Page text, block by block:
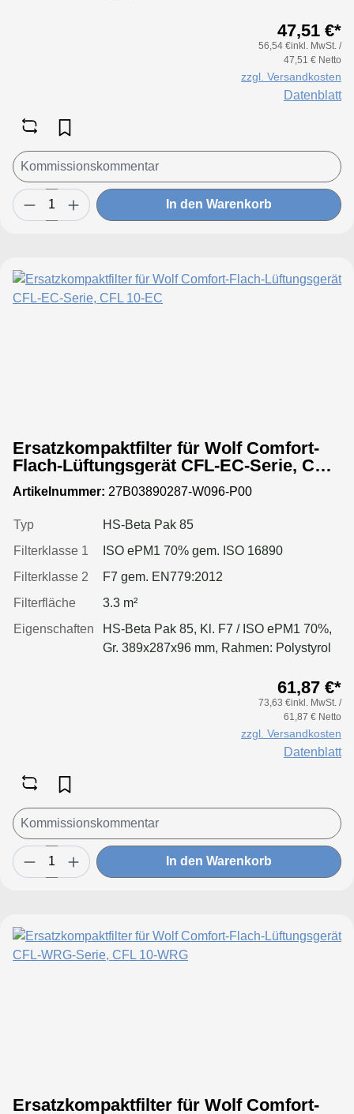
47,51 €*
56,54 €inkl. MwSt. /
47,51 € Netto
zzgl. Versandkosten
Datenblatt
In den Warenkorb
Ersatzkompaktfilter für Wolf Comfort-
Flach-Lüftungsgerät CFL-EC-Serie, CFL
10-EC
Artikelnummer: 27B03890287-W096-P00
Typ
HS-Beta Pak 85
Filterklasse 1
ISO ePM1 70% gem. ISO 16890
Filterklasse 2
F7 gem. EN779:2012
Filterfläche
3.3 m²
Eigenschaften
HS-Beta Pak 85, Kl. F7 / ISO ePM1 70%,
Gr. 389x287x96 mm, Rahmen: Polystyrol
61,87 €*
73,63 €inkl. MwSt. /
61,87 € Netto
zzgl. Versandkosten
Datenblatt
In den Warenkorb
Ersatzkompaktfilter für Wolf Comfort-